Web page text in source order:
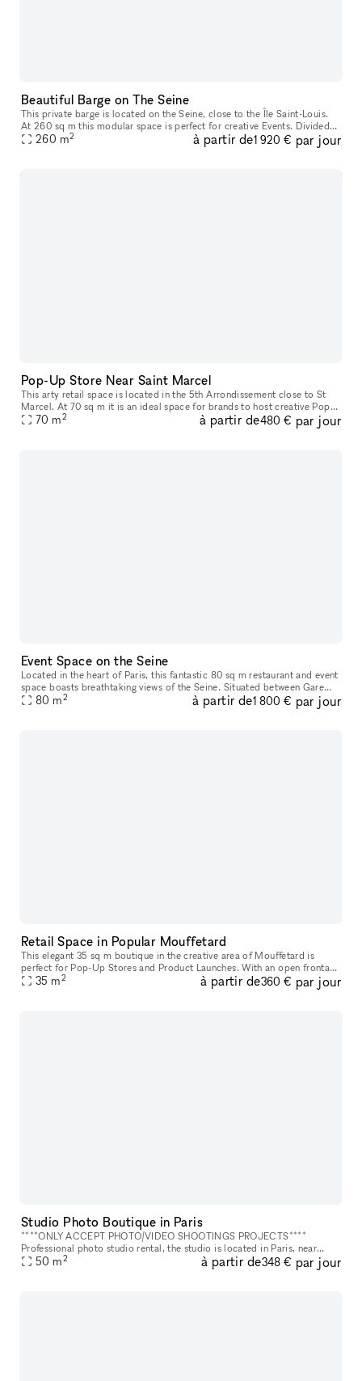
Beautiful Barge on The Seine
This private barge is located on the Seine, close to the Île Saint-Louis.
At 260 sq m this modular space is perfect for creative Events. Divided
over three rooms with one 140 sq m space at ground le
260 m2 à partir de1 920 € par jour
Pop-Up Store Near Saint Marcel
This arty retail space is located in the 5th Arrondissement close to St
Marcel. At 70 sq m it is an ideal space for brands to host creative Pop-
Up Stores and Art Events. The space has a unique feel
70 m2 à partir de480 € par jour
Event Space on the Seine
Located in the heart of Paris, this fantastic 80 sq m restaurant and event
space boasts breathtaking views of the Seine. Situated between Gare
d'Austerlitz and Gare de Lyon, this space is ideal for p
80 m2 à partir de1 800 € par jour
Retail Space in Popular Mouffetard
This elegant 35 sq m boutique in the creative area of Mouffetard is
perfect for Pop-Up Stores and Product Launches. With an open frontage
and inviting display windows, this shop offers good visibili
35 m2 à partir de360 € par jour
Studio Photo Boutique in Paris
****ONLY ACCEPT PHOTO/VIDEO SHOOTINGS PROJECTS****
Professional photo studio rental, the studio is located in Paris, near
Place d'Italie. It is accessible directly from the street in a beautiful Par
50 m2 à partir de348 € par jour